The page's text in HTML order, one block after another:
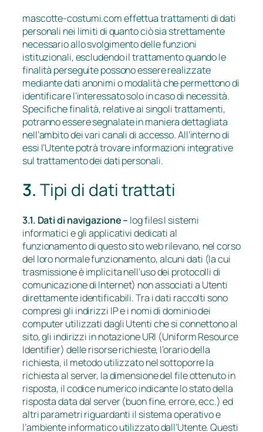
mascotte-costumi.com effettua trattamenti di dati
personali nei limiti di quanto ciò sia strettamente
necessario allo svolgimento delle funzioni
istituzionali, escludendo il trattamento quando le
finalità perseguite possono essere realizzate
mediante dati anonimi o modalità che permettono di
identificare l’interessato solo in caso di necessità.
Specifiche finalità, relative ai singoli trattamenti,
potranno essere segnalate in maniera dettagliata
nell’ambito dei vari canali di accesso. All’interno di
essi l’Utente potrà trovare informazioni integrative
sul trattamento dei dati personali.
3. Tipi di dati trattati
3.1. Dati di navigazione – log files I sistemi
informatici e gli applicativi dedicati al
funzionamento di questo sito web rilevano, nel corso
del loro normale funzionamento, alcuni dati (la cui
trasmissione è implicita nell’uso dei protocolli di
comunicazione di Internet) non associati a Utenti
direttamente identificabili. Tra i dati raccolti sono
compresi gli indirizzi IP e i nomi di dominio dei
computer utilizzati dagli Utenti che si connettono al
sito, gli indirizzi in notazione URI (Uniform Resource
Identifier) delle risorse richieste, l’orario della
richiesta, il metodo utilizzato nel sottoporre la
richiesta al server, la dimensione del file ottenuto in
risposta, il codice numerico indicante lo stato della
risposta data dal server (buon fine, errore, ecc.) ed
altri parametri riguardanti il sistema operativo e
l’ambiente informatico utilizzato dall’Utente. Questi